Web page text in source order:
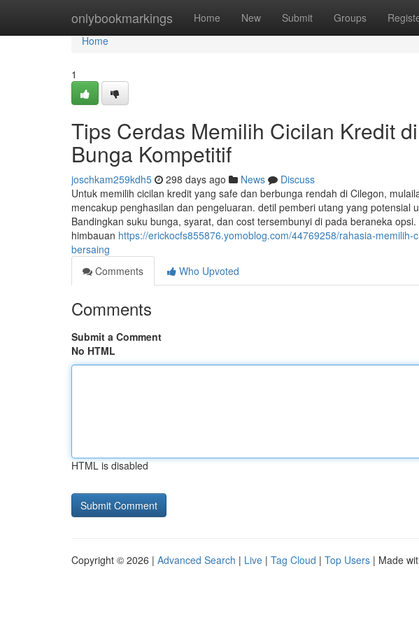
onlybookmarkings Home New Submit Groups
Home
Home
1
Tips Cerdas Memilih Cicilan Kredit
Bunga Kompetitif
joschkam259kdh5 298 days ago News
Discuss
Untuk memilih cicilan kredit yang safe dan berbunga rendah di Cilegon,
mencakup penghasilan dan pengeluaran. detil pemberi utang yang potensial
Bandingkan suku bunga, syarat, dan cost tersembunyi di pada beraneka
himbauan https://erickocfs855876.yomoblog.com/44769258/rahasia-
bersaing
Comments
Who Upvoted
Comments
Submit a Comment
No HTML
HTML is disabled
Copyright © 2026 | Advanced Search | Live | Tag Cloud | Top Users | Made